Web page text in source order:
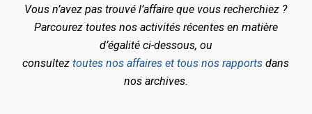
Vous n’avez pas trouvé l’affaire que vous recherchiez ?
Parcourez toutes nos activités récentes en matière
d’égalité ci-dessous, ou
consulteztoutes nos affaires et tous nos rapports dans
nos archives.